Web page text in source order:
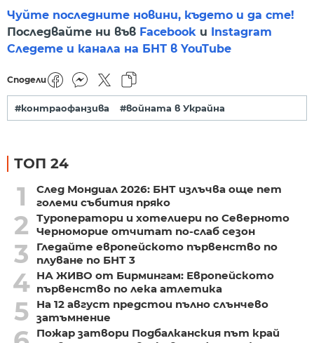
Чуйте последните новини, където и да сте!
Последвайте ни във Facebook и Instagram
Следете и канала на БНТ в YouTube
Сподели
#контраофанзива #войната в Украйна
ТОП 24
1
След Мондиал 2026: БНТ излъчва още пет
големи събития пряко
2
Туроператори и хотелиери по Северното
Черноморие отчитат по-слаб сезон
3
Гледайте европейското първенство по
плуване по БНТ 3
4 НА ЖИВО от Бирмингам: Европейското
първенство по лека атлетика
5
На 12 август предстои пълно слънчево
затъмнение
Пожар затвори Подбалканския път край